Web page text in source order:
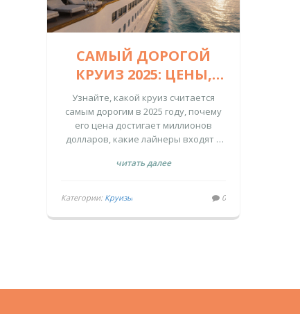
САМЫЙ ДОРОГОЙ
КРУИЗ 2025: ЦЕНЫ,
ЛАЙНЕРЫ И ЧТО
ВКЛЮЧЕНО
Узнайте, какой круиз считается
самым дорогим в 2025 году, почему
его цена достигает миллионов
долларов, какие лайнеры входят в
стоимость.
читать далее
Категории: Круизы 0